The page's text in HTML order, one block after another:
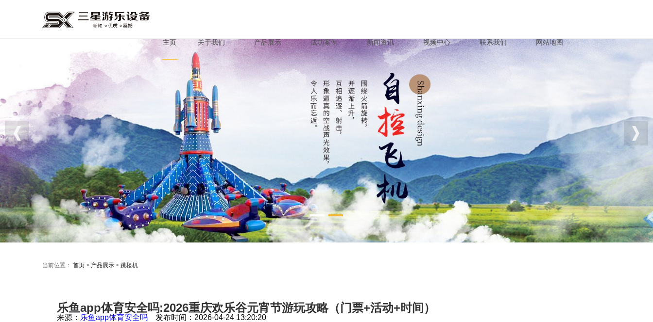
关于我们 产品展示 成功案例 新闻资讯 视频中心 联系我们 网站地图
当前位置： 首页 > 产品展示 > 跳楼机
乐鱼app体育安全吗:2026重庆欢乐谷元宵节游玩攻略（门票+活动+时间）
来源： 乐鱼app体育安全吗 发布时间：2026-04-24 13:20:20